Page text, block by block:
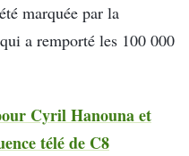
marquée par la
a remporté les 100 000
Cyril Hanouna et
télé de C8